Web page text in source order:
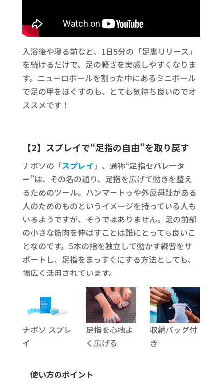
入浴後や寝る前など、1日5分の「足裏リリース」
を続けるだけで、足の軽さを実感しやすくなりま
す。ニューロボールを割った中にあるミニボール
で足の甲をほぐすのも、とても気持ち良いのでオ
ススメです！
【2】スプレイで“足指の自由”を取り戻す
ナボソの「スプレイ 」、通称“足指セパレータ
ー”は、その名の通り、足指を広げて動きを整え
るためのツール。ハンマートゥや外反母趾がある
人のためのものというイメージを持っている人も
いるようですが、そうではありません。足の前部
の小さな筋肉を伸ばすことは誰にとっても良いこ
となのです。5本の指を独立して動かす練習をサ
ポートし、足指をまっすぐにする方法としても、
幅広く活用されています。
ナボソ スプレ
イ
足指を心地よ
く広げる
収納バッグ付
き
使い方のポイント